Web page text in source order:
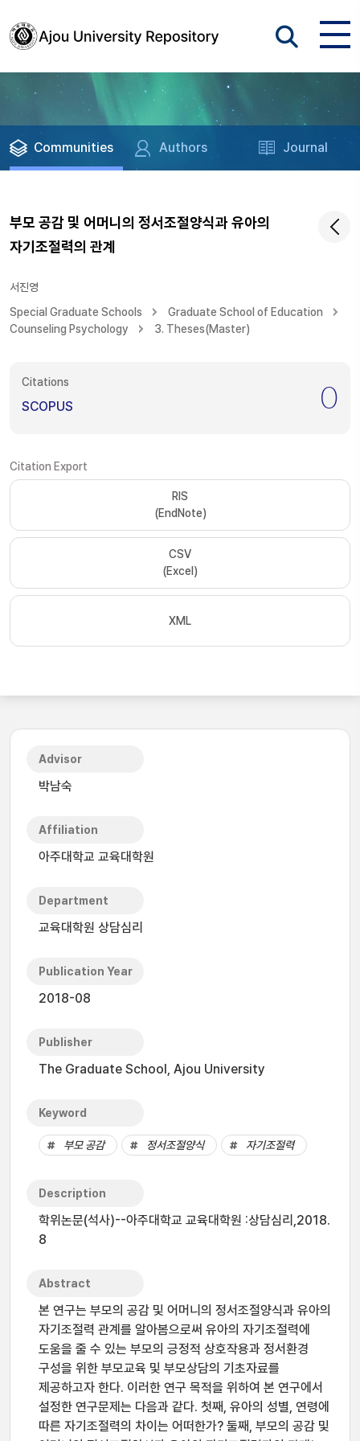
Communities Authors Journal
부모 공감 및 어머니의 정서조절양식과 유아의
자기조절력의 관계
서진영
Special Graduate Schools
Graduate School of Education
Counseling Psychology
3. Theses(Master)
Citations
SCOPUS 0
Citation Export
RIS
(EndNote)
CSV
(Excel)
XML
Advisor
박남숙
Affiliation
아주대학교 교육대학원
Department
교육대학원 상담심리
Publication Year
2018-08
Publisher
The Graduate School, Ajou University
Keyword
부모 공감 정서조절양식 자기조절력
Description
학위논문(석사)--아주대학교 교육대학원 :상담심리,2018.
8
Abstract
본 연구는 부모의 공감 및 어머니의 정서조절양식과 유아의
자기조절력 관계를 알아봄으로써 유아의 자기조절력에
도움을 줄 수 있는 부모의 긍정적 상호작용과 정서환경
구성을 위한 부모교육 및 부모상담의 기초자료를
제공하고자 한다. 이러한 연구 목적을 위하여 본 연구에서
설정한 연구문제는 다음과 같다. 첫째, 유아의 성별, 연령에
따른 자기조절력의 차이는 어떠한가? 둘째, 부모의 공감 및